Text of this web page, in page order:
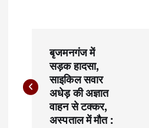
s
बृजमनगंज में
सड़क हादसा,
साइकिल सवार
अधेड़ की अज्ञात
वाहन से टक्कर,
अस्पताल में मौत :